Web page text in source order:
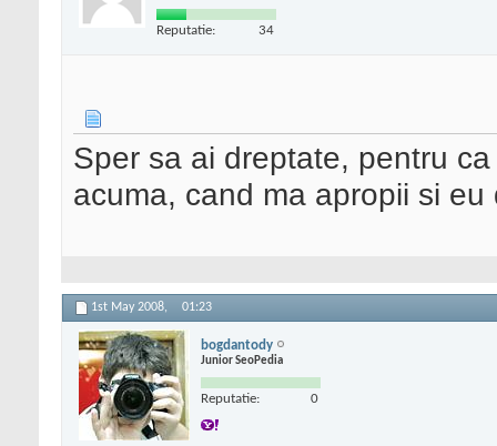
Reputatie: 34
Sper sa ai dreptate, pentru
acuma, cand ma apropii si
1st May 2008, 01:23
bogdantody
Junior SeoPedia
Reputatie: 0